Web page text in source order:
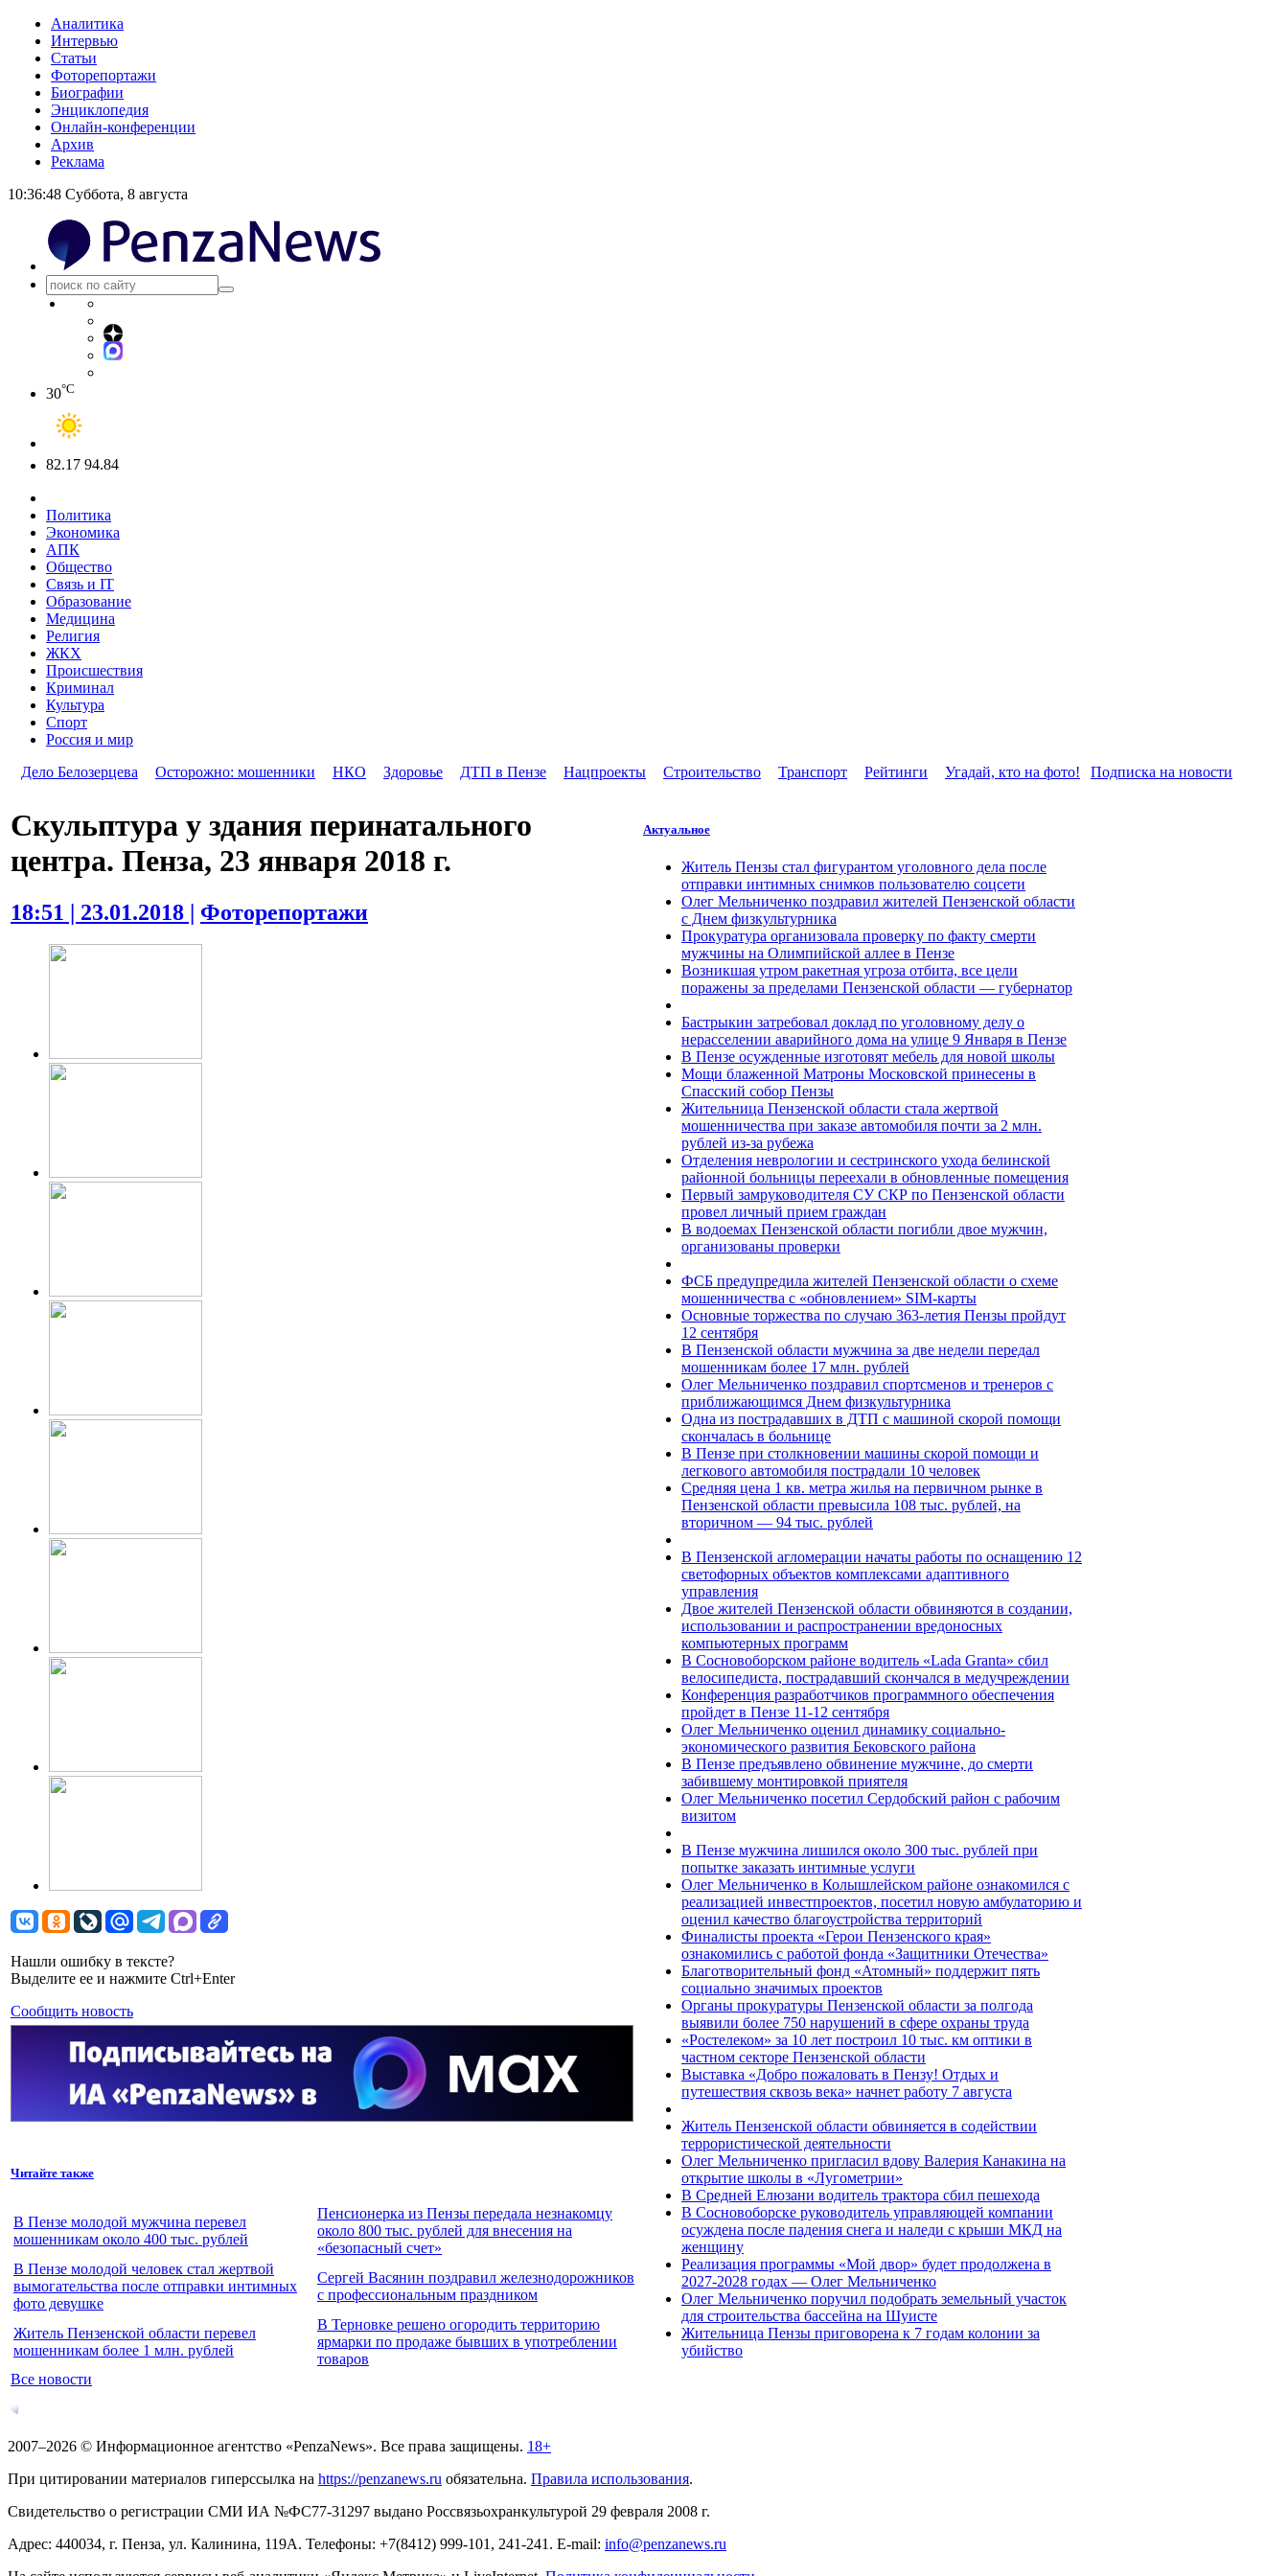
Аналитика
Интервью
Статьи
Фоторепортажи
Биографии
Энциклопедия
Онлайн-конференции
Архив
Реклама
10:36:49 Суббота, 8 августа
30°C
82.17 94.84
Политика
Экономика
АПК
Общество
Связь и IT
Образование
Медицина
Религия
ЖКХ
Происшествия
Криминал
Культура
Спорт
Россия и мир
Дело Белозерцева
Осторожно: мошенники НКО Здоровье ДТП в Пензе Нацпроекты Строительство Транспорт Рейтинги Угадай, кто на фото! Подписка на новости
Скульптура у здания перинатального
центра. Пенза, 23 января 2018 г.
18:51 | 23.01.2018 | Фоторепортажи
Нашли ошибку в тексте?
Выделите ее и нажмите Ctrl+Enter
Сообщить новость
Читайте также
В Пензе молодой мужчина перевел
мошенникам около 400 тыс. рублей
Пенсионерка из Пензы передала незнакомцу
около 800 тыс. рублей для внесения на
«безопасный счет»
В Пензе молодой человек стал жертвой
вымогательства после отправки интимных
фото девушке
Сергей Васянин поздравил железнодорожников
с профессиональным праздником
Житель Пензенской области перевел
мошенникам более 1 млн. рублей
В Терновке решено огородить территорию
ярмарки по продаже бывших в употреблении
товаров
Все новости
Актуальное
Житель Пензы стал фигурантом уголовного дела после
отправки интимных снимков пользователю соцсети
Олег Мельниченко поздравил жителей Пензенской области
с Днем физкультурника
Прокуратура организовала проверку по факту смерти
мужчины на Олимпийской аллее в Пензе
Возникшая утром ракетная угроза отбита, все цели
поражены за пределами Пензенской области — губернатор
Бастрыкин затребовал доклад по уголовному делу о
нерасселении аварийного дома на улице 9 Января в Пензе
В Пензе осужденные изготовят мебель для новой школы
Мощи блаженной Матроны Московской принесены в
Спасский собор Пензы
Жительница Пензенской области стала жертвой
мошенничества при заказе автомобиля почти за 2 млн.
рублей из-за рубежа
Отделения неврологии и сестринского ухода белинской
районной больницы переехали в обновленные помещения
Первый замруководителя СУ СКР по Пензенской области
провел личный прием граждан
В водоемах Пензенской области погибли двое мужчин,
организованы проверки
ФСБ предупредила жителей Пензенской области о схеме
мошенничества c «обновлением» SIM-карты
Основные торжества по случаю 363-летия Пензы пройдут
12 сентября
В Пензенской области мужчина за две недели передал
мошенникам более 17 млн. рублей
Олег Мельниченко поздравил спортсменов и тренеров с
приближающимся Днем физкультурника
Одна из пострадавших в ДТП с машиной скорой помощи
скончалась в больнице
В Пензе при столкновении машины скорой помощи и
легкового автомобиля пострадали 10 человек
Средняя цена 1 кв. метра жилья на первичном рынке в
Пензенской области превысила 108 тыс. рублей, на
вторичном — 94 тыс. рублей
В Пензенской агломерации начаты работы по оснащению 12
светофорных объектов комплексами адаптивного
управления
Двое жителей Пензенской области обвиняются в создании,
использовании и распространении вредоносных
компьютерных программ
В Сосновоборском районе водитель «Lada Granta» сбил
велосипедиста, пострадавший скончался в медучреждении
Конференция разработчиков программного обеспечения
пройдет в Пензе 11-12 сентября
Олег Мельниченко оценил динамику социально-
экономического развития Бековского района
В Пензе предъявлено обвинение мужчине, до смерти
забившему монтировкой приятеля
Олег Мельниченко посетил Сердобский район с рабочим
визитом
В Пензе мужчина лишился около 300 тыс. рублей при
попытке заказать интимные услуги
Олег Мельниченко в Колышлейском районе ознакомился с
реализацией инвестпроектов, посетил новую амбулаторию и
оценил качество благоустройства территорий
Финалисты проекта «Герои Пензенского края»
ознакомились с работой фонда «Защитники Отечества»
Благотворительный фонд «Атомный» поддержит пять
социально значимых проектов
Органы прокуратуры Пензенской области за полгода
выявили более 750 нарушений в сфере охраны труда
«Ростелеком» за 10 лет построил 10 тыс. км оптики в
частном секторе Пензенской области
Выставка «Добро пожаловать в Пензу! Отдых и
путешествия сквозь века» начнет работу 7 августа
Житель Пензенской области обвиняется в содействии
террористической деятельности
Олег Мельниченко пригласил вдову Валерия Канакина на
открытие школы в «Лугометрии»
В Средней Елюзани водитель трактора сбил пешехода
В Сосновоборске руководитель управляющей компании
осуждена после падения снега и наледи с крыши МКД на
женщину
Реализация программы «Мой двор» будет продолжена в
2027-2028 годах — Олег Мельниченко
Олег Мельниченко поручил подобрать земельный участок
для строительства бассейна на Шуисте
Жительница Пензы приговорена к 7 годам колонии за
убийство
2007–2026 © Информационное агентство «PenzaNews». Все права защищены. 18+
При цитировании материалов гиперссылка на https://penzanews.ru обязательна. Правила использования.
Свидетельство о регистрации СМИ ИА №ФС77-31297 выдано Россвязьохранкультурой 29 февраля 2008 г.
Адрес: 440034, г. Пенза, ул. Калинина, 119А. Телефоны: +7(8412) 999-101, 241-241 . E-mail: info@penzanews.ru